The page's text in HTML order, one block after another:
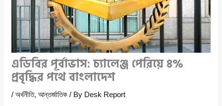
এডিবির পূর্বাভাস: চ্যালেঞ্জ পেরিয়ে ৪%
প্রবৃদ্ধির পথে বাংলাদেশ
/অর্থনীতি,আন্তর্জাতিক / By Desk Report